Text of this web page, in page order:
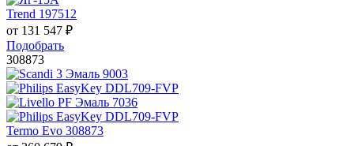
Trend 197512
от 131 547 ₽
Подобрать
308873
Termo Evo 308873